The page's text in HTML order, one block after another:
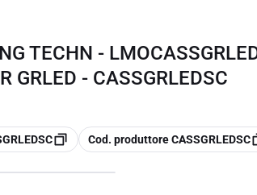
TECHN -
GRLED - CASSGRLEDSC
copia
Cod. produttore CASSGRLEDSC